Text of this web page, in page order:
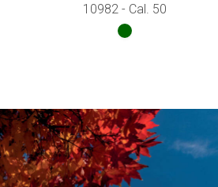
10982 - Cal. 50